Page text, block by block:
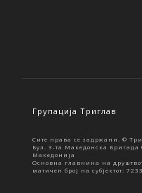
Групација Триглав
Сите права се задржани. ©
Бул. 3-та Македонска Бригада
Македонија
Основна главнина на
матичен број на субјектот: